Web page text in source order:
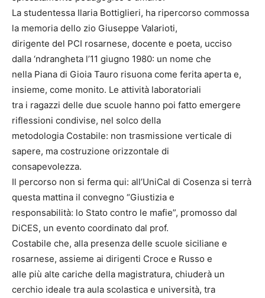
La studentessa Ilaria Bottiglieri, ha ripercorso commossa
la memoria dello zio Giuseppe Valarioti,
dirigente del PCI rosarnese, docente e poeta, ucciso
dalla ‘ndrangheta l’11 giugno 1980: un nome che
nella Piana di Gioia Tauro risuona come ferita aperta e,
insieme, come monito. Le attività laboratoriali
tra i ragazzi delle due scuole hanno poi fatto emergere
riflessioni condivise, nel solco della
metodologia Costabile: non trasmissione verticale di
sapere, ma costruzione orizzontale di
consapevolezza.
Il percorso non si ferma qui: all’UniCal di Cosenza si terrà
questa mattina il convegno “Giustizia e
responsabilità: lo Stato contro le mafie”, promosso dal
DiCES, un evento coordinato dal prof.
Costabile che, alla presenza delle scuole siciliane e
rosarnese, assieme ai dirigenti Croce e Russo e
alle più alte cariche della magistratura, chiuderà un
cerchio ideale tra aula scolastica e università, tra